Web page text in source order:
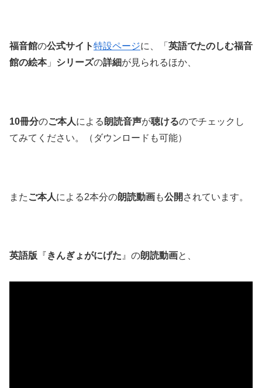
福音館の公式サイト特設ページに、「 英語でたのしむ福音
館の絵本」 シリーズの詳細が見られるほか、
10冊分のご本人による 朗読音声が聴けるのでチェックし
てみてください。（ダウンロードも可能）
また ご本人による2本分の朗読動画も公開 されています。
英語版 『きんぎょがにげた 』の朗読動画と、